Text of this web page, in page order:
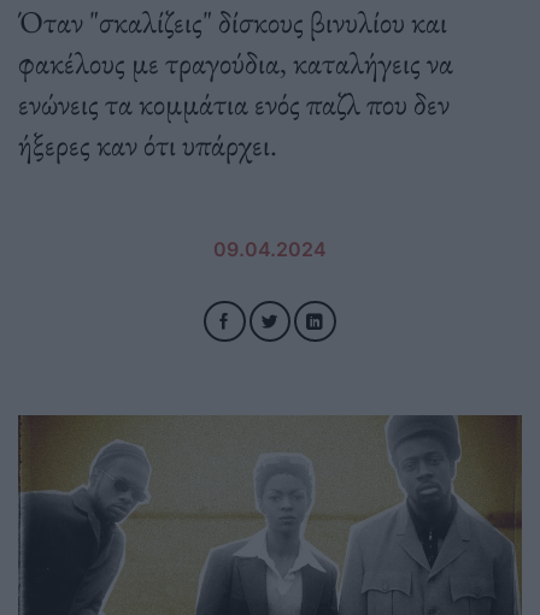
Όταν "σκαλίζεις" δίσκους βινυλίου και
φακέλους με τραγούδια, καταλήγεις να
ενώνεις τα κομμάτια ενός παζλ που δεν
ήξερες καν ότι υπάρχει.
09.04.2024